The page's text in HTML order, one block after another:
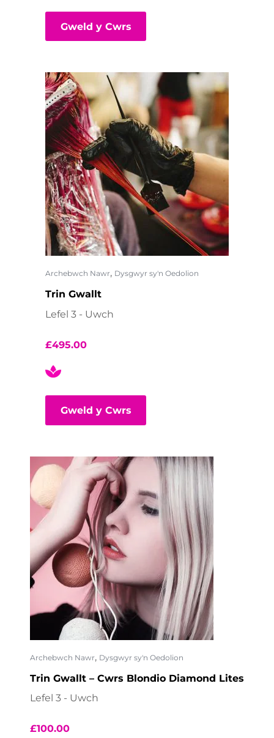
Gweld y Cwrs
Archebwch Nawr, Dysgwyr sy'n Oedolion
Trin Gwallt
Lefel 3 - Uwch
£495.00
Gweld y Cwrs
Archebwch Nawr, Dysgwyr sy'n Oedolion
Trin Gwallt – Cwrs Blondio Diamond Lites
Lefel 3 - Uwch
£100.00